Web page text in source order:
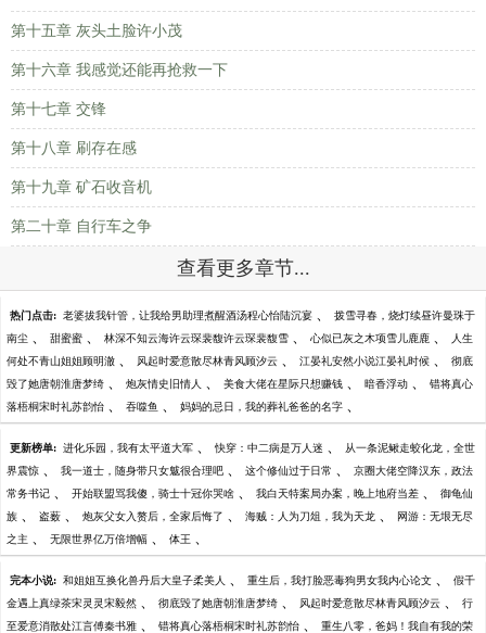
第十五章 灰头土脸许小茂
第十六章 我感觉还能再抢救一下
第十七章 交锋
第十八章 刷存在感
第十九章 矿石收音机
第二十章 自行车之争
查看更多章节...
热门点击: 老婆拔我针管，让我给男助理煮醒酒汤程心怡陆沉宴 、 拨雪寻春，烧灯续昼许曼珠于
南尘 、 甜蜜蜜 、 林深不知云海许云琛裴馥许云琛裴馥雪 、 心似已灰之木项雪儿鹿鹿 、 人生
何处不青山姐姐顾明澈 、 风起时爱意散尽林青风顾汐云 、 江晏礼安然小说江晏礼时候 、 彻底
毁了她唐朝淮唐梦绮 、 炮灰情史旧情人 、 美食大佬在星际只想赚钱 、 暗香浮动 、 错将真心
落梧桐宋时礼苏韵怡 、 吞噬鱼 、 妈妈的忌日，我的葬礼爸爸的名字 、
更新榜单: 进化乐园，我有太平道大军 、 快穿：中二病是万人迷 、 从一条泥鳅走蛟化龙，全世
界震惊 、 我一道士，随身带只女魃很合理吧 、 这个修仙过于日常 、 京圈大佬空降汉东，政法
常务书记 、 开始联盟骂我傻，骑士十冠你哭啥 、 我白天特案局办案，晚上地府当差 、 御龟仙
族 、 盗薮 、 炮灰父女入赘后，全家后悔了 、 海贼：人为刀俎，我为天龙 、 网游：无垠无尽
之主 、 无限世界亿万倍增幅 、 体王 、
完本小说: 和姐姐互换化兽丹后大皇子柔美人 、 重生后，我打脸恶毒狗男女我内心论文 、 假千
金遇上真绿茶宋灵灵宋毅然 、 彻底毁了她唐朝淮唐梦绮 、 风起时爱意散尽林青风顾汐云 、 行
至爱意消散处江言傅秦书雅 、 错将真心落梧桐宋时礼苏韵怡 、 重生八零，爸妈！我自有我的荣